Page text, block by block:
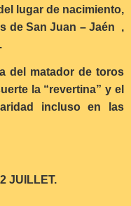
lugar de nacimiento,
de San Juan – Jaén ,
del matador de toros
la “revertina” y el
incluso en las
JUILLET.